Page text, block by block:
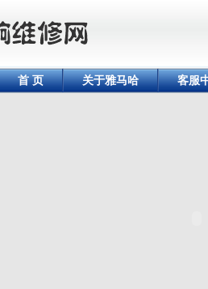
首 页 关于雅马哈 客服